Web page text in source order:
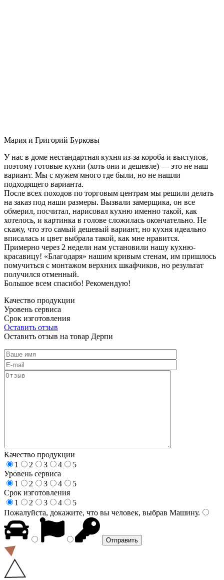
Мария и Григорий Бурковы
У нас в доме нестандартная кухня из-за короба и выступов,
поэтому готовые кухни (хоть они и дешевле) — это не наш
вариант. Мы с мужем много где были, но не нашли
подходящего варианта.
После всех походов по торговым центрам мы решили делать
на заказ под наши размеры. Вызвали замерщика, он все
обмерил, посчитал, нарисовал кухню именно такой, как
хотелось, и картинка в голове сложилась окончательно. Не
скажу, что это самый дешевый вариант, но кухня идеально
вписалась и цвет выбрала такой, как мне нравится.
Примерно через 2 недели нам установили нашу кухню-
красавицу! «Благодаря» нашим кривым стенам, им пришлось
помучиться с монтажом верхних шкафчиков, но результат
получился отменный.
Большое всем спасибо! Рекомендую!
Качество продукции
Уровень сервиса
Срок изготовления
Оставить отзыв
Оставить отзыв на товар Дерпи
Качество продукции
1
2 3 4
5
Уровень сервиса
1
2 3 4
5
Срок изготовления
1
2 3 4
5
Пожалуйста, докажите, что вы человек, выбрав Машину.